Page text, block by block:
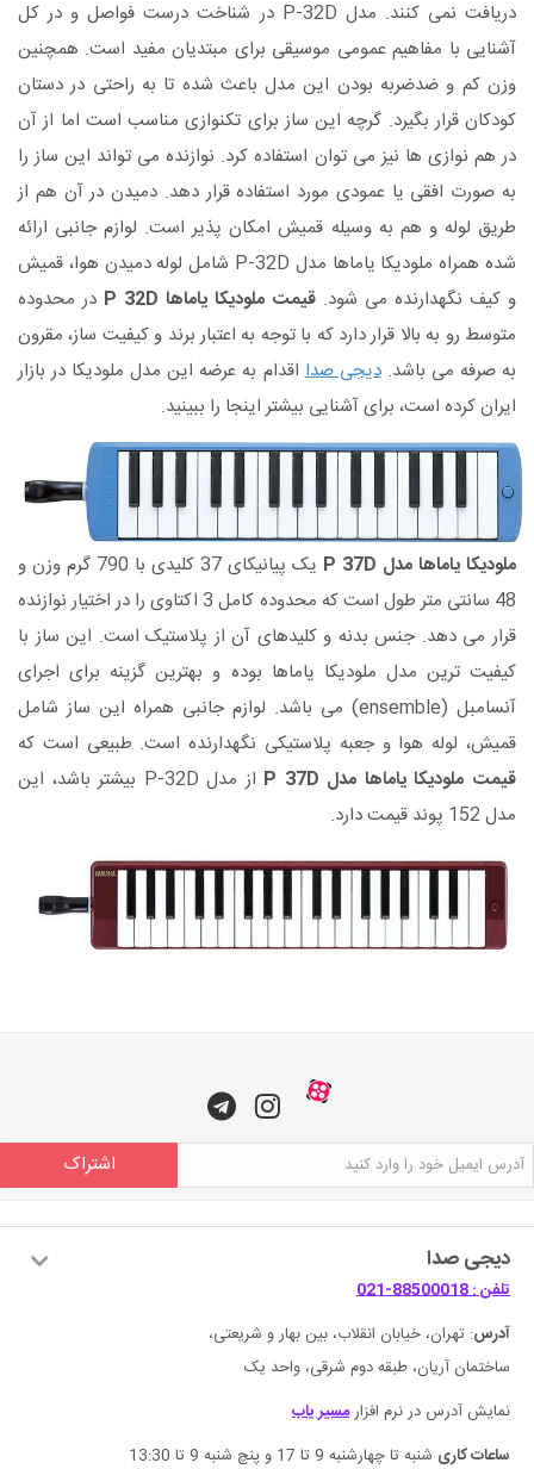
دریافت نمی کنند. مدل P-32D در شناخت درست فواصل و در کل
آشنایی با مفاهیم عمومی موسیقی برای مبتدیان مفید است. همچنین
وزن کم و ضدضربه بودن این مدل باعث شده تا به راحتی در دستان
کودکان قرار بگیرد. گرچه این ساز برای تکنوازی مناسب است اما از آن
در هم نوازی ها نیز می توان استفاده کرد. نوازنده می تواند این ساز را
به صورت افقی یا عمودی مورد استفاده قرار دهد. دمیدن در آن هم از
طریق لوله و هم به وسیله قمیش امکان پذیر است. لوازم جانبی ارائه
شده همراه ملودیکا یاماها مدل P-32D شامل لوله دمیدن هوا، قمیش
و کیف نگهدارنده می شود. قیمت ملودیکا یاماها P 32D
در محدوده
متوسط رو به بالا قرار دارد که با توجه به اعتبار برند و کیفیت ساز، مقرون
به صرفه می باشد.دیجی صدااقدام به عرضه این مدل ملودیکا در بازار
ایران کرده است، برای آشنایی بیشتر اینجا را ببینید.
ملودیکا یاماها مدل P 37D
یک پیانیکای 37 کلیدی با 790 گرم وزن و
48 سانتی متر طول است که محدوده کامل 3 اکتاوی را در اختیار نوازنده
قرار می دهد. جنس بدنه و کلیدهای آن از پلاستیک است. این ساز با
کیفیت ترین مدل ملودیکا یاماها بوده و بهترین گزینه برای اجرای
آنسامبل (ensemble) می باشد. لوازم جانبی همراه این ساز شامل
قمیش، لوله هوا و جعبه پلاستیکی نگهدارنده است. طبیعی است که
قیمت ملودیکا یاماها مدل P 37D
از مدل P-32D بیشتر باشد، این
مدل 152 پوند قیمت دارد.
اشتراک
دیجی صدا
تلفن : 88500018-021
آدرس: تهران، خیابان انقلاب، بین بهار و شریعتی،
ساختمان آریان، طبقه دوم شرقی، واحد یک
نمایش آدرس در نرم افزارمسیر یاب
ساعات کاری شنبه تا چهارشنبه 9 تا 17 و پنچ شنبه 9 تا 13:30